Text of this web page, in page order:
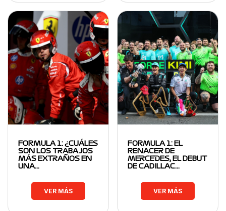
FORMULA 1: ¿CUÁLES
SON LOS TRABAJOS
MÁS EXTRAÑOS EN
UNA…
VER MÁS
FORMULA 1: EL
RENACER DE
MERCEDES, EL DEBUT
DE CADILLAC…
VER MÁS